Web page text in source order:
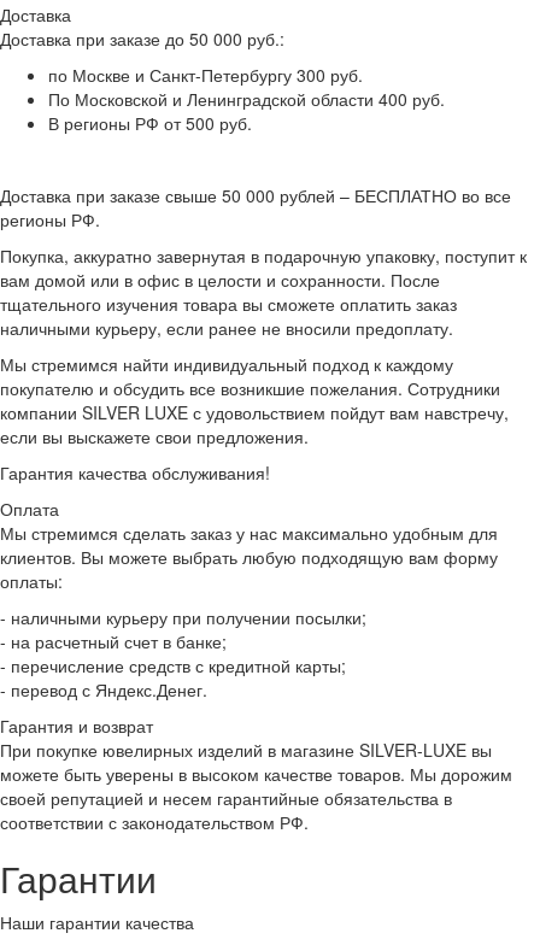
Доставка
Доставка при заказе до 50 000 руб.:
по Москве и Санкт-Петербургу 300 руб.
По Московской и Ленинградской области 400 руб.
В регионы РФ от 500 руб.
Доставка при заказе свыше 50 000 рублей – БЕСПЛАТНО во все
регионы РФ.
Покупка, аккуратно завернутая в подарочную упаковку, поступит к
вам домой или в офис в целости и сохранности. После
тщательного изучения товара вы сможете оплатить заказ
наличными курьеру, если ранее не вносили предоплату.
Мы стремимся найти индивидуальный подход к каждому
покупателю и обсудить все возникшие пожелания. Сотрудники
компании SILVER LUXE с удовольствием пойдут вам навстречу,
если вы выскажете свои предложения.
Гарантия качества обслуживания!
Оплата
Мы стремимся сделать заказ у нас максимально удобным для
клиентов. Вы можете выбрать любую подходящую вам форму
оплаты:
- наличными курьеру при получении посылки;
- на расчетный счет в банке;
- перечисление средств с кредитной карты;
- перевод с Яндекс.Денег.
Гарантия и возврат
При покупке ювелирных изделий в магазине SILVER-LUXE вы
можете быть уверены в высоком качестве товаров. Мы дорожим
своей репутацией и несем гарантийные обязательства в
соответствии с законодательством РФ.
Гарантии
Наши гарантии качества